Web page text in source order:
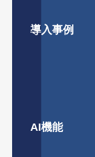
導入事例
AI機能